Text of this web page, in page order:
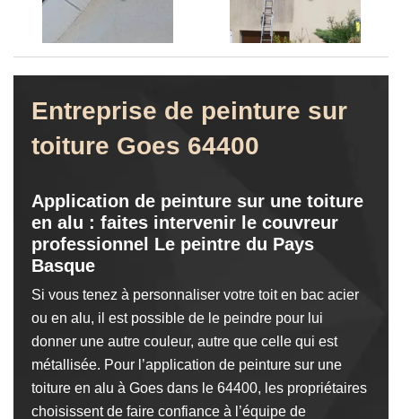
Entreprise de peinture sur
toiture Goes 64400
Application de peinture sur une toiture
en alu : faites intervenir le couvreur
professionnel Le peintre du Pays
Basque
Si vous tenez à personnaliser votre toit en bac acier
ou en alu, il est possible de le peindre pour lui
donner une autre couleur, autre que celle qui est
métallisée. Pour l’application de peinture sur une
toiture en alu à Goes dans le 64400, les propriétaires
choisissent de faire confiance à l’équipe de